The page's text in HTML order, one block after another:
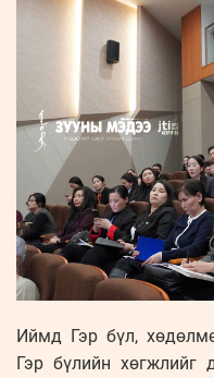
Иймд Гэр бүл,
Гэр бүлийн хөгжлийг